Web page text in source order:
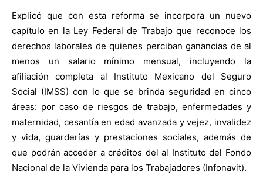
Explicó que con esta reforma se incorpora un nuevo
capítulo en la Ley Federal de Trabajo que reconoce los
derechos laborales de quienes perciban ganancias de al
menos un salario mínimo mensual, incluyendo la
afiliación completa al Instituto Mexicano del Seguro
Social (IMSS) con lo que se brinda seguridad en cinco
áreas: por caso de riesgos de trabajo, enfermedades y
maternidad, cesantía en edad avanzada y vejez, invalidez
y vida, guarderías y prestaciones sociales, además de
que podrán acceder a créditos del al Instituto del Fondo
Nacional de la Vivienda para los Trabajadores (Infonavit).